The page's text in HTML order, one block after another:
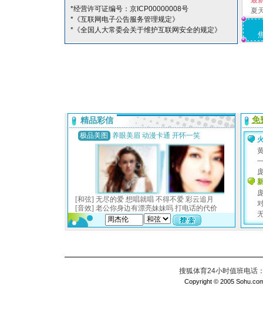
*经营许可证编号：京ICP00000008号
*《互联网电子公告服务管理规定》
*《全国人大常委会关于维护互联网安全的规定》
夏
搜狐体育24小时值班电话
Copyright © 2005